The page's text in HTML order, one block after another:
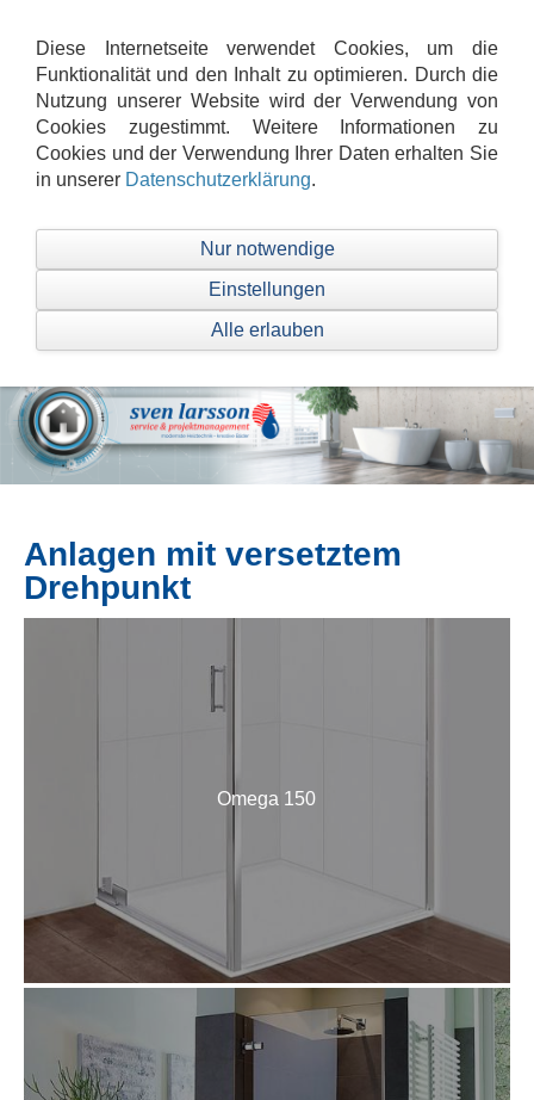
Die Verarbeitung hochwertiger Produkte,
qualifiziertes Personal und geschulter
Kundendienst bieten unseren Kunden
Sie befinden sich im Bereich für Privatkunden.
Anlagen mit versetztem
Drehpunkt
Omega 150
Diese Internetseite verwendet Cookies, um die
Funktionalität und den Inhalt zu optimieren. Durch die
Nutzung unserer Website wird der Verwendung von
Cookies zugestimmt. Weitere Informationen zu
Cookies und der Verwendung Ihrer Daten erhalten Sie
in unserer Datenschutzerklärung.
Nur notwendige
Einstellungen
Alle erlauben